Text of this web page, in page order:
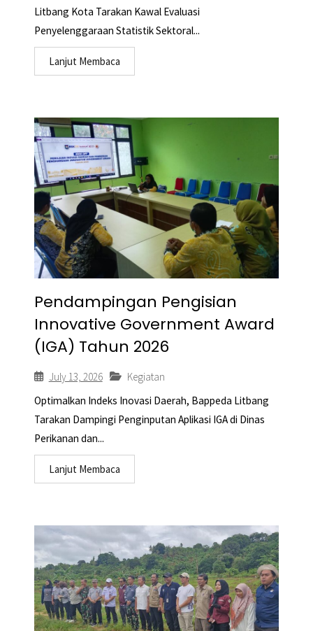
Litbang Kota Tarakan Kawal Evaluasi
Penyelenggaraan Statistik Sektoral...
Lanjut Membaca
Pendampingan Pengisian
Innovative Government Award
(IGA) Tahun 2026
July 13, 2026
Kegiatan
Optimalkan Indeks Inovasi Daerah, Bappeda Litbang
Tarakan Dampingi Penginputan Aplikasi IGA di Dinas
Perikanan dan...
Lanjut Membaca